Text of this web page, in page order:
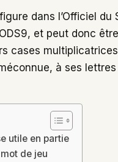
dans l’Officiel du
et peut donc
cases
à ses
utile en partie
de jeu